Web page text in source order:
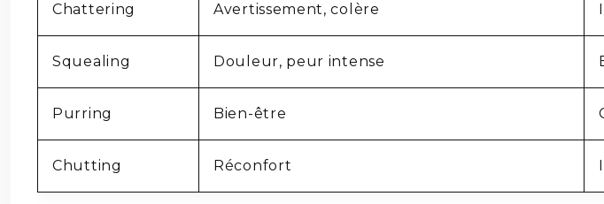
Chattering Avertissement, colère
Squealing Douleur, peur intense
Purring Bien-être
Chutting Réconfort